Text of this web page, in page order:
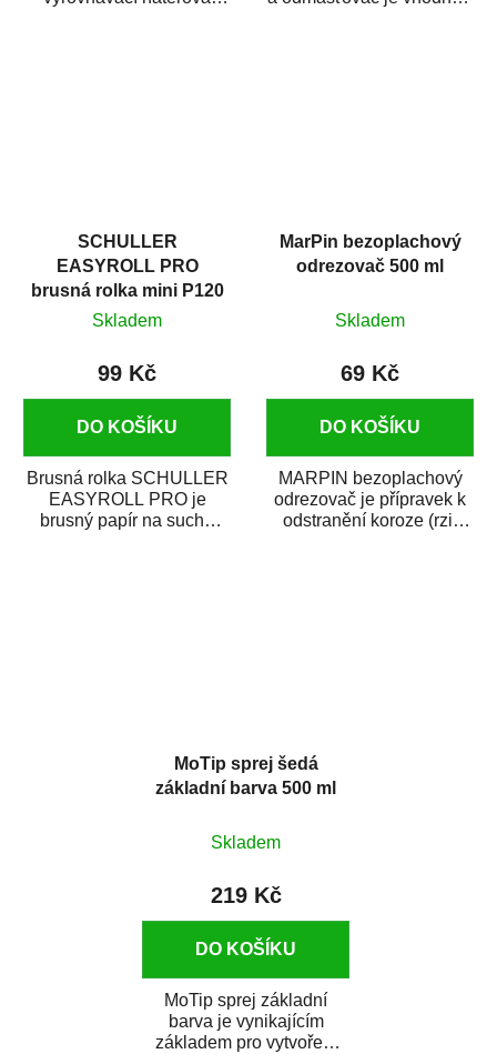
SCHULLER
EASYROLL PRO
brusná rolka mini P120
Skladem
99 Kč
DO KOŠÍKU
Brusná rolka SCHULLER
EASYROLL PRO je
brusný papír na suché
MarPin bezoplachový
odrezovač 500 ml
Skladem
69 Kč
DO KOŠÍKU
MARPIN bezoplachový
odrezovač je přípravek k
odstranění koroze (rzi)
MoTip sprej šedá
základní barva 500 ml
Skladem
219 Kč
DO KOŠÍKU
MoTip sprej základní
barva je vynikajícím
základem pro vytvoření